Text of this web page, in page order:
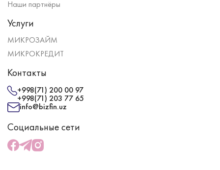
Наши партнёры
Услуги
МИКРОЗАЙМ
МИКРОКРЕДИТ
Контакты
+998(71) 200 00 97
+998(71) 203 77 65
info@bizfin.uz
Социальные сети